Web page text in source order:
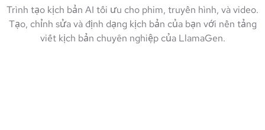
Trình tạo kịch bản AI tối ưu cho phim, truyền hình, và video.
Tạo, chỉnh sửa và định dạng kịch bản của bạn với nền tảng
viết kịch bản chuyên nghiệp của LlamaGen.